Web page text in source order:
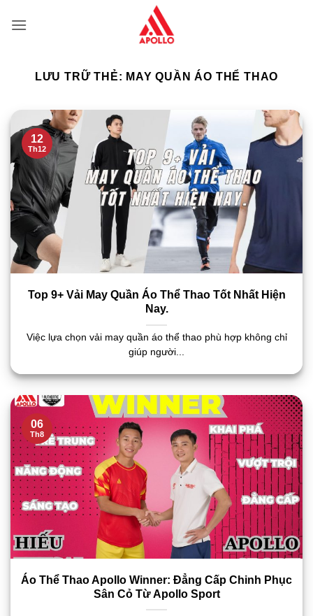
qua
LƯU TRỮ THẺ: MAY QUẦN ÁO THỂ THAO
Top 9+ Vải May Quần Áo Thể Thao Tốt Nhất Hiện
Nay.
Việc lựa chọn vải may quần áo thể thao phù hợp không chỉ
giúp người...
12
Th12
Áo Thể Thao Apollo Winner: Đẳng Cấp Chinh Phục
Sân Cỏ Từ Apollo Sport
06
Th8